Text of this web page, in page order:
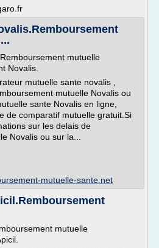
mutuelle
Novalis.
mutuelle sante novalis ,
mutuelle Novalis ou
sante Novalis en ligne,
de comparatif mutuelle gratuit.Si
sur les delais de
Novalis ou sur la...
mutuelle-sante.net
mutuelle